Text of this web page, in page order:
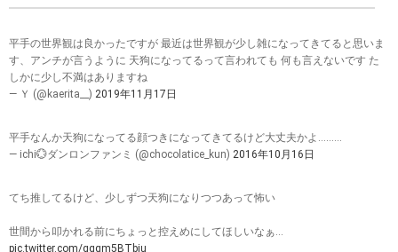
平手の世界観は良かったですが 最近は世界観が少し雑になってきてると思いま
す、アンチが言うように 天狗になってるって言われても 何も言えないです た
しかに少し不満はありますね
— Ｙ (@kaerita__) 2019年11月17日
平手なんか天狗になってる顔つきになってきてるけど大丈夫かよ………
— ichi💮ダンロンファンミ (@chocolatice_kun) 2016年10月16日
てち推してるけど、少しずつ天狗になりつつあって怖い
世間から叩かれる前にちょっと控えめにしてほしいなぁ...
pic.twitter.com/qqqm5BTbiu